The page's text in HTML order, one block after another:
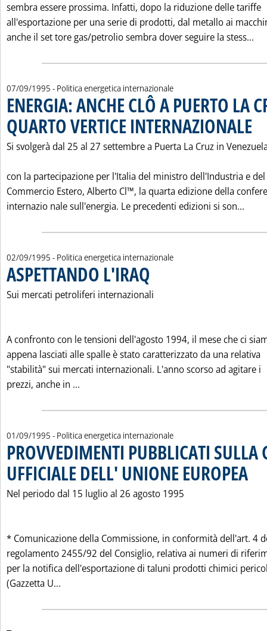
sembra essere prossima. Infatti, dopo la riduzione delle tariffe
all'esportazione per una serie di prodotti, dal metallo ai
anche il set tore gas/petrolio sembra dover seguire la stess...
07/09/1995 - Politica energetica internazionale
ENERGIA: ANCHE CLÔ A PUERTO LA
QUARTO VERTICE INTERNAZIONALE
Si svolgerà dal 25 al 27 settembre a Puerta La Cruz in
con la partecipazione per l'Italia del ministro dell'Industria e del
Commercio Estero, Alberto Cl™, la quarta edizione della
internazio nale sull'energia. Le precedenti edizioni si son...
02/09/1995 - Politica energetica internazionale
ASPETTANDO L'IRAQ
Sui mercati petroliferi internazionali
A confronto con le tensioni dell'agosto 1994, il mese che ci
appena lasciati alle spalle è stato caratterizzato da una relativa
"stabilità" sui mercati internazionali. L'anno scorso ad agitare i
prezzi, anche in ...
01/09/1995 - Politica energetica internazionale
PROVVEDIMENTI PUBBLICATI SULLA
UFFICIALE DELL' UNIONE EUROPEA
Nel periodo dal 15 luglio al 26 agosto 1995
* Comunicazione della Commissione, in conformità dell'art. 4
regolamento 2455/92 del Consiglio, relativa ai numeri di
per la notifica dell'esportazione di taluni prodotti chimici
(Gazzetta U...